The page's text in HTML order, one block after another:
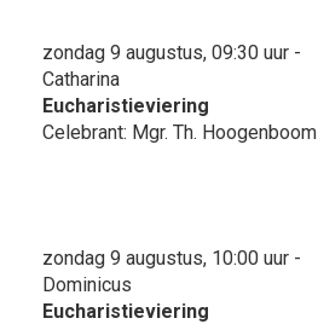
zondag 9 augustus, 09:30 uur -
Catharina
Eucharistieviering
Celebrant: Mgr. Th. Hoogenboom
zondag 9 augustus, 10:00 uur -
Dominicus
Eucharistieviering